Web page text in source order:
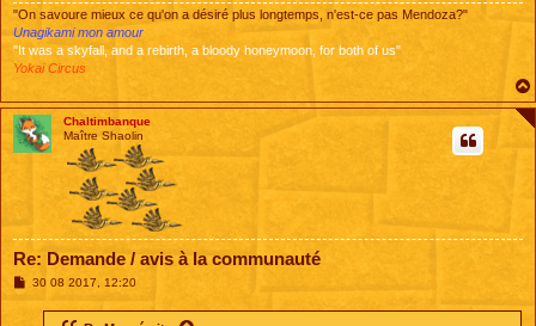
"On savoure mieux ce qu'on a désiré plus longtemps, n'est-ce pas Mendoza?"
Unagikami mon amour
"It was a skyfall, and a rebirth, a bloody honeymoon, for both of us"
Yokai Circus
Chaltimbanque
Maître Shaolin
Re: Demande / avis à la communauté
M30 08 2017, 12:20